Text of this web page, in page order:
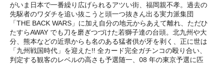
がいま日本で一番繰り広げられるアツい街、福岡親不孝。過去の
先駆者のワダチを追い抜こうと頭一つ抜きん出る実力派集団
「THE BACK WARS」に加え自分の地元からあえて離れ、ただひ
たすらAWAY でも刀を磨ぎつづけた若獅子達の台頭。北九州や大
分、熊本などの近県からも名のある猛者供が牙を剥く、正に世は
「九州戦国時代」を迎えた!! 全カード完全ガチンコの殴り合い、
判定する観客のレベルの高さも予選随一、08 年の東京予選に匹